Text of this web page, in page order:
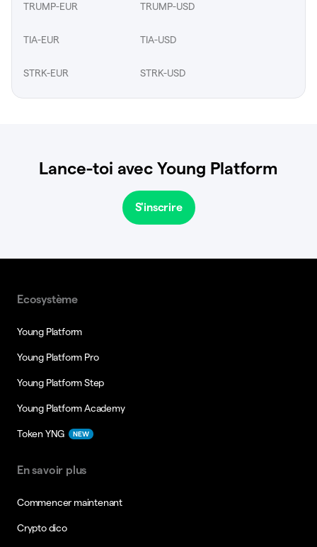
TRUMP-EUR TRUMP-USD
TIA-EUR TIA-USD
STRK-EUR STRK-USD
Lance-toi avec Young Platform
S'inscrire
Ecosystème
Young Platform
Young Platform Pro
Young Platform Step
Young Platform Academy
Token YNG NEW
En savoir plus
Commencer maintenant
Crypto dico